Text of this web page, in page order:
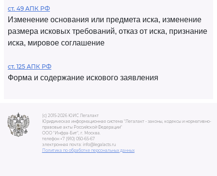
ст. 49 АПК РФ
Изменение основания или предмета иска, изменение
размера исковых требований, отказ от иска, признание
иска, мировое соглашение
ст. 125 АПК РФ
Форма и содержание искового заявления
(c) 2015-2026 ЮИС Легалакт
Юридическая информационная система "Легалакт - законы, кодексы и нормативно-
правовые акты Российской Федерации"
ООО "Инфра-Бит", г. Москва.
телефон +7 (910) 050-65-67
электронная почта: info@legalacts.ru
Политика по обработке персональных данных